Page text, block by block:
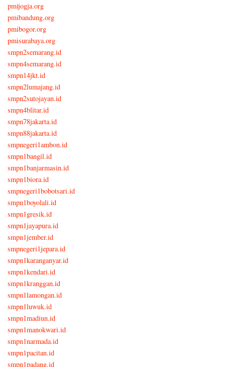
pmijogja.org
pmibandung.org
pmibogor.org
pmisurabaya.org
smpn2semarang.id
smpn4semarang.id
smpn14jkt.id
smpn2lumajang.id
smpn2sutojayan.id
smpn4blitar.id
smpn78jakarta.id
smpn88jakarta.id
smpnegeri1ambon.id
smpn1bangil.id
smpn1banjarmasin.id
smpn1biora.id
smpnegeri1bobotsari.id
smpn1boyolali.id
smpn1gresik.id
smpn1jayapura.id
smpn1jember.id
smpnegeri1jepara.id
smpn1karanganyar.id
smpn1kendari.id
smpn1kranggan.id
smpn1lamongan.id
smpn1luwuk.id
smpn1madiun.id
smpn1manokwari.id
smpn1narmada.id
smpn1pacitan.id
smpn1padang.id